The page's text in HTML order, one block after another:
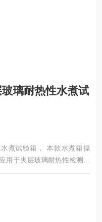
璃耐热性水煮试
， 本款水煮箱操
用于夹层玻璃耐热性检测。
发货安徽。感谢安徽客户对